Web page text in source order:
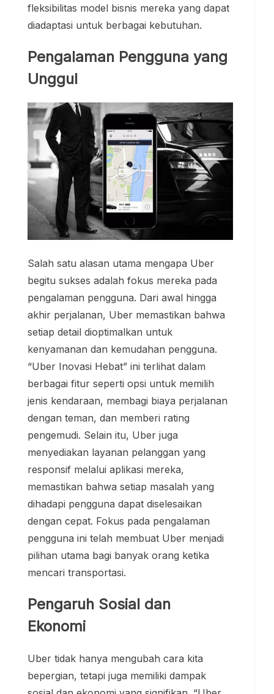
fleksibilitas model bisnis mereka yang dapat
diadaptasi untuk berbagai kebutuhan.
Pengalaman Pengguna yang
Unggul
Salah satu alasan utama mengapa Uber
begitu sukses adalah fokus mereka pada
pengalaman pengguna. Dari awal hingga
akhir perjalanan, Uber memastikan bahwa
setiap detail dioptimalkan untuk
kenyamanan dan kemudahan pengguna.
“Uber Inovasi Hebat” ini terlihat dalam
berbagai fitur seperti opsi untuk memilih
jenis kendaraan, membagi biaya perjalanan
dengan teman, dan memberi rating
pengemudi. Selain itu, Uber juga
menyediakan layanan pelanggan yang
responsif melalui aplikasi mereka,
memastikan bahwa setiap masalah yang
dihadapi pengguna dapat diselesaikan
dengan cepat. Fokus pada pengalaman
pengguna ini telah membuat Uber menjadi
pilihan utama bagi banyak orang ketika
mencari transportasi.
Pengaruh Sosial dan
Ekonomi
Uber tidak hanya mengubah cara kita
bepergian, tetapi juga memiliki dampak